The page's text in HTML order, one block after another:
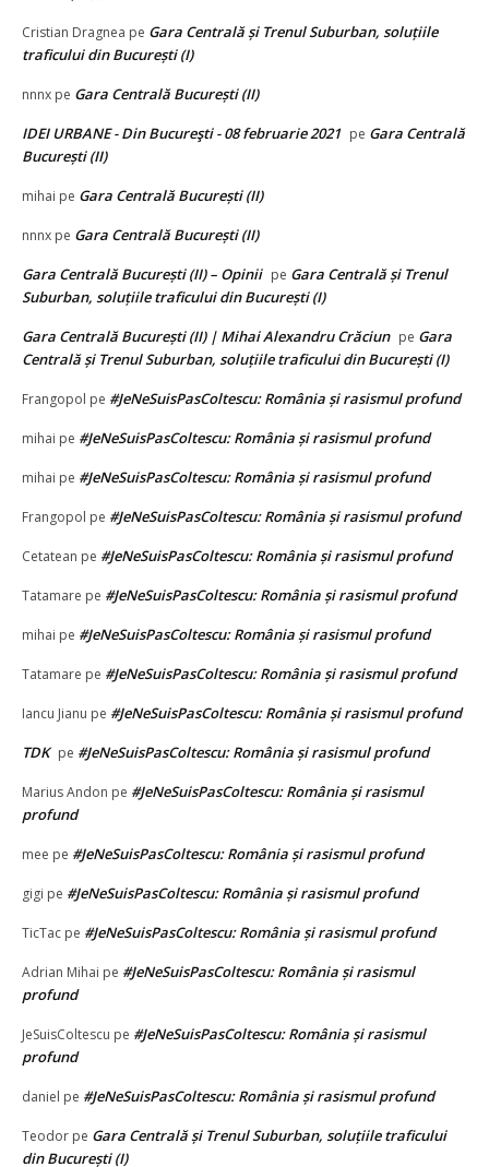
Cristian Dragnea pe Gara Centrală și Trenul Suburban, soluțiile
traficului din București (I)
nnnx pe Gara Centrală București (II)
IDEI URBANE - Din Bucureşti - 08 februarie 2021 pe Gara Centrală
București (II)
mihai pe Gara Centrală București (II)
nnnx pe Gara Centrală București (II)
Gara Centrală București (II) – Opinii pe Gara Centrală și Trenul
Suburban, soluțiile traficului din București (I)
Gara Centrală București (II) | Mihai Alexandru Crăciun pe Gara
Centrală și Trenul Suburban, soluțiile traficului din București (I)
Frangopol pe #JeNeSuisPasColtescu: România și rasismul profund
mihai pe #JeNeSuisPasColtescu: România și rasismul profund
mihai pe #JeNeSuisPasColtescu: România și rasismul profund
Frangopol pe #JeNeSuisPasColtescu: România și rasismul profund
Cetatean pe #JeNeSuisPasColtescu: România și rasismul profund
Tatamare pe #JeNeSuisPasColtescu: România și rasismul profund
mihai pe #JeNeSuisPasColtescu: România și rasismul profund
Tatamare pe #JeNeSuisPasColtescu: România și rasismul profund
Iancu Jianu pe #JeNeSuisPasColtescu: România și rasismul profund
TDK pe #JeNeSuisPasColtescu: România și rasismul profund
Marius Andon pe #JeNeSuisPasColtescu: România și rasismul
profund
mee pe #JeNeSuisPasColtescu: România și rasismul profund
gigi pe #JeNeSuisPasColtescu: România și rasismul profund
TicTac pe #JeNeSuisPasColtescu: România și rasismul profund
Adrian Mihai pe #JeNeSuisPasColtescu: România și rasismul
profund
JeSuisColtescu pe #JeNeSuisPasColtescu: România și rasismul
profund
daniel pe #JeNeSuisPasColtescu: România și rasismul profund
Teodor pe Gara Centrală și Trenul Suburban, soluțiile traficului
din București (I)